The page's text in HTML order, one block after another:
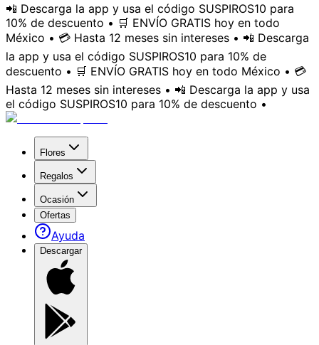
📲 Descarga la app y usa el código SUSPIROS10 para
10% de descuento • 🛒 ENVÍO GRATIS hoy en todo
México • 💳 Hasta 12 meses sin intereses • 📲 Descarga
la app y usa el código SUSPIROS10 para 10% de
descuento • 🛒 ENVÍO GRATIS hoy en todo México • 💳
Hasta 12 meses sin intereses • 📲 Descarga la app y usa
el código SUSPIROS10 para 10% de descuento •
Flores
Regalos
Ocasión
Ofertas
Ayuda
Descargar